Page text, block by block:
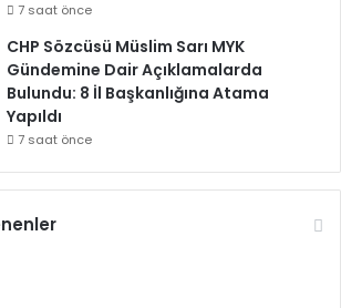
7 saat önce
CHP Sözcüsü Müslim Sarı MYK
Gündemine Dair Açıklamalarda
Bulundu: 8 İl Başkanlığına Atama
Yapıldı
7 saat önce